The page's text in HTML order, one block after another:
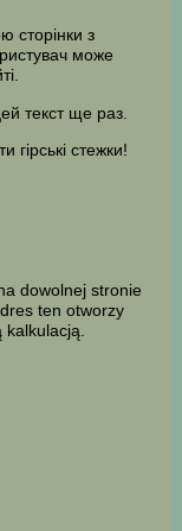
сторінки з
може
текст ще раз.
гірські стежки!
dowolnej stronie
ten otworzy